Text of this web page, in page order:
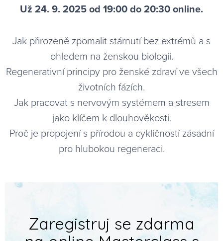
Už 24. 9. 2025 od 19:00 do 20:30 online.
Jak přirozeně zpomalit stárnutí bez extrémů a s
ohledem na ženskou biologii.
Regenerativní principy pro ženské zdraví ve všech
životních fázích.
Jak pracovat s nervovým systémem a stresem
jako klíčem k dlouhověkosti.
Proč je propojení s přírodou a cykličností zásadní
pro hlubokou regeneraci.
Zaregistruj se zdarma